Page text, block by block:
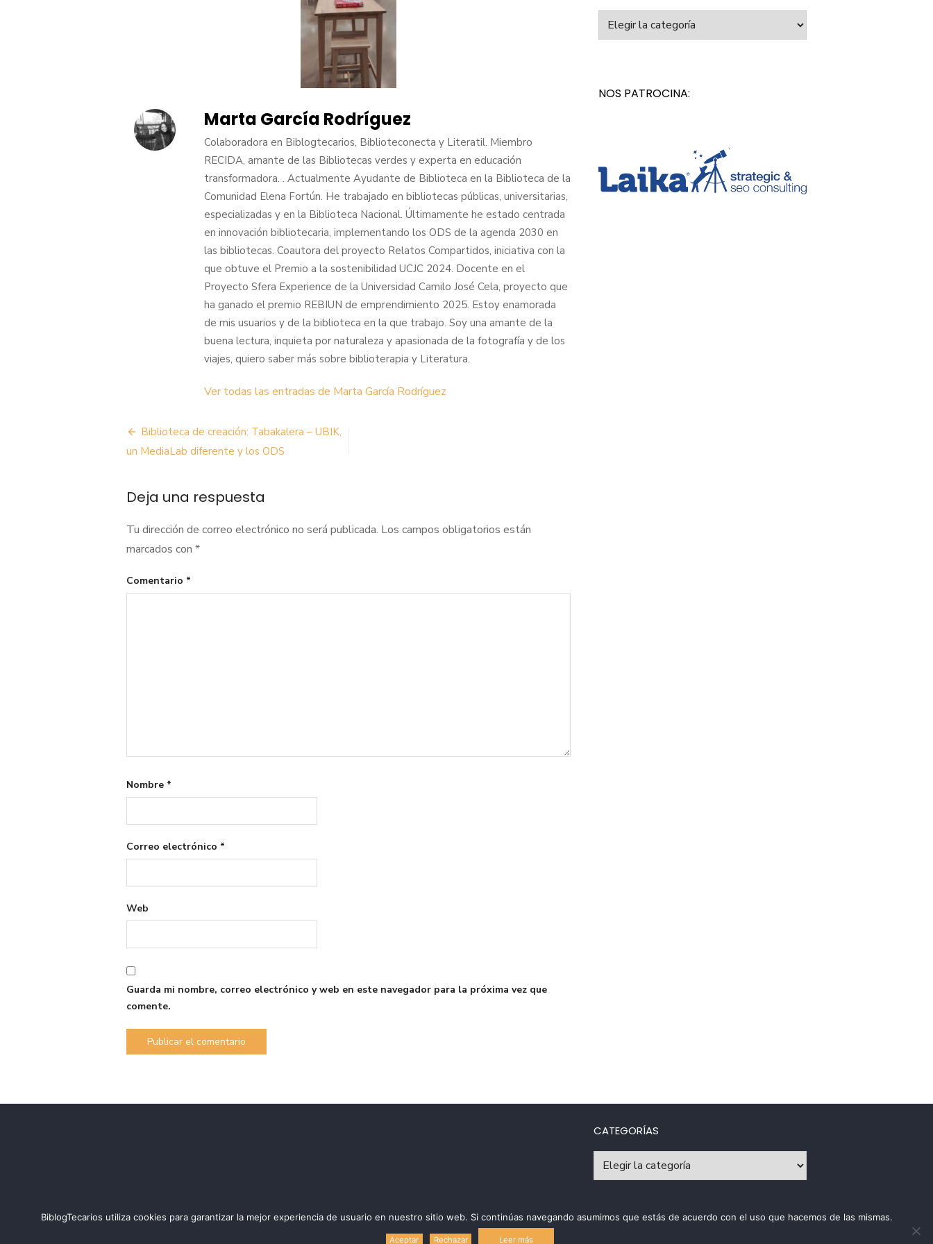
Marta García Rodríguez
Colaboradora en Biblogtecarios, Biblioteconecta y Literatil. Miembro
RECIDA, amante de las Bibliotecas verdes y experta en educación
transformadora. . Actualmente Ayudante de Biblioteca en la Biblioteca de la
Comunidad Elena Fortún. He trabajado en bibliotecas públicas, universitarias,
especializadas y en la Biblioteca Nacional. Últimamente he estado centrada
en innovación bibliotecaria, implementando los ODS de la agenda 2030 en
las bibliotecas. Coautora del proyecto Relatos Compartidos, iniciativa con la
que obtuve el Premio a la sostenibilidad UCJC 2024. Docente en el
Proyecto Sfera Experience de la Universidad Camilo José Cela, proyecto que
ha ganado el premio REBIUN de emprendimiento 2025. Estoy enamorada
de mis usuarios y de la biblioteca en la que trabajo. Soy una amante de la
buena lectura, inquieta por naturaleza y apasionada de la fotografía y de los
viajes, quiero saber más sobre biblioterapia y Literatura.
Ver todas las entradas de Marta García Rodríguez
Navegación
de
Biblioteca de creación: Tabakalera – UBIK,
un MediaLab diferente y los ODS
Deja una respuesta
Tu dirección de correo electrónico no será publicada. Los campos obligatorios están
marcados con *
Comentario *
Nombre *
Correo electrónico *
Web
Guarda mi nombre, correo electrónico y web en este navegador para la próxima vez que
comente.
NOS PATROCINA:
CATEGORÍAS
BiblogTecarios utiliza cookies para garantizar la mejor experiencia de usuario en nuestro sitio web. Si continúas navegando asumimos que estás de acuerdo con el uso que hacemos de las mismas.
Aceptar Rechazar Leer más